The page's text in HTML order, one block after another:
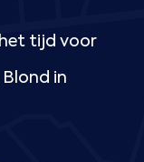
het tijd voor
in